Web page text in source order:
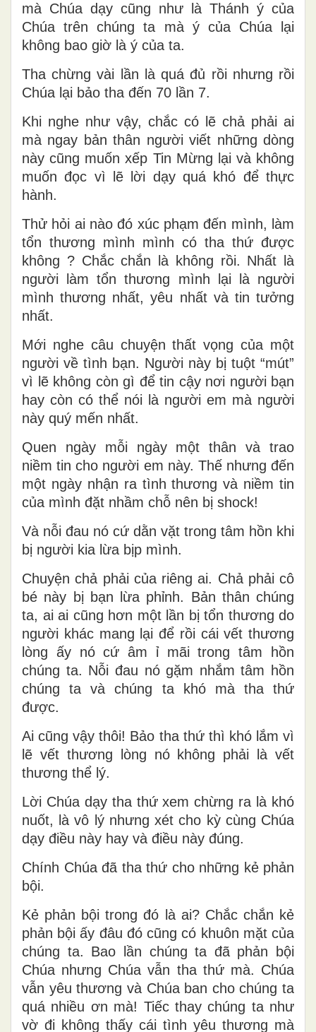
mà Chúa dạy cũng như là Thánh ý của
Chúa trên chúng ta mà ý của Chúa lại
không bao giờ là ý của ta.
Tha chừng vài lần là quá đủ rồi nhưng rồi
Chúa lại bảo tha đến 70 lần 7.
Khi nghe như vậy, chắc có lẽ chả phải ai
mà ngay bản thân người viết những dòng
này cũng muốn xếp Tin Mừng lại và không
muốn đọc vì lẽ lời dạy quá khó để thực
hành.
Thử hỏi ai nào đó xúc phạm đến mình, làm
tổn thương mình mình có tha thứ được
không ? Chắc chắn là không rồi. Nhất là
người làm tổn thương mình lại là người
mình thương nhất, yêu nhất và tin tưởng
nhất.
Mới nghe câu chuyện thất vọng của một
người về tình bạn. Người này bị tuột “mút”
vì lẽ không còn gì để tin cậy nơi người bạn
hay còn có thể nói là người em mà người
này quý mến nhất.
Quen ngày mỗi ngày một thân và trao
niềm tin cho người em này. Thế nhưng đến
một ngày nhận ra tình thương và niềm tin
của mình đặt nhầm chỗ nên bị shock!
Và nỗi đau nó cứ dằn vặt trong tâm hồn khi
bị người kia lừa bịp mình.
Chuyện chả phải của riêng ai. Chả phải cô
bé này bị bạn lừa phỉnh. Bản thân chúng
ta, ai ai cũng hơn một lần bị tổn thương do
người khác mang lại để rồi cái vết thương
lòng ấy nó cứ âm ỉ mãi trong tâm hồn
chúng ta. Nỗi đau nó gặm nhắm tâm hồn
chúng ta và chúng ta khó mà tha thứ
được.
Ai cũng vậy thôi! Bảo tha thứ thì khó lắm vì
lẽ vết thương lòng nó không phải là vết
thương thể lý.
Lời Chúa dạy tha thứ xem chừng ra là khó
nuốt, là vô lý nhưng xét cho kỳ cùng Chúa
dạy điều này hay và điều này đúng.
Chính Chúa đã tha thứ cho những kẻ phản
bội.
Kẻ phản bội trong đó là ai? Chắc chắn kẻ
phản bội ấy đâu đó cũng có khuôn mặt của
chúng ta. Bao lần chúng ta đã phản bội
Chúa nhưng Chúa vẫn tha thứ mà. Chúa
vẫn yêu thương và Chúa ban cho chúng ta
quá nhiều ơn mà! Tiếc thay chúng ta như
vờ đi không thấy cái tình yêu thương mà